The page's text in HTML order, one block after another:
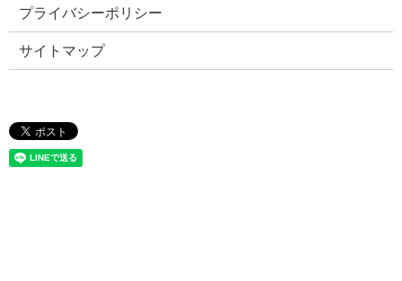
プライバシーポリシー
サイトマップ